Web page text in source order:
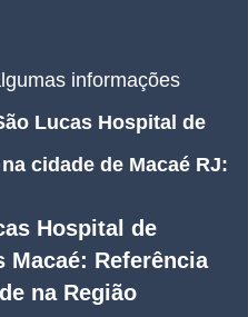
informações
Lucas Hospital de
cidade de Macaé RJ:
Hospital de
Macaé: Referência
na Região